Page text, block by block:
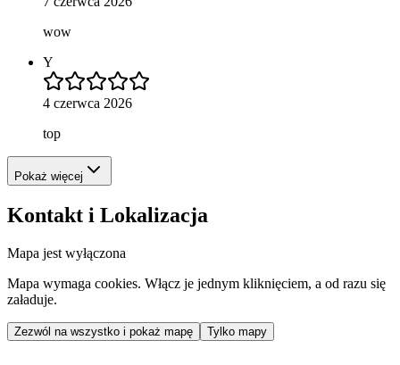
wow
Y
4 czerwca 2026
top
Pokaż więcej
Kontakt i Lokalizacja
Mapa jest wyłączona
Mapa wymaga cookies. Włącz je jednym kliknięciem, a od razu się
załaduje.
Zezwól na wszystko i pokaż mapę Tylko mapy